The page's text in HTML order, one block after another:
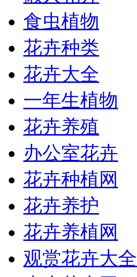
食虫植物
花卉种类
花卉大全
一年生植物
花卉养殖
办公室花卉
花卉种植网
花卉养护
花卉养植网
观赏花卉大全